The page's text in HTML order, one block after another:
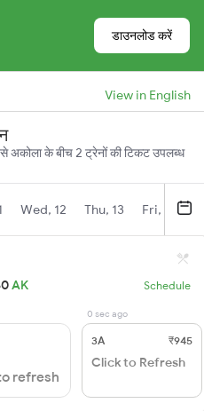
डाउनलोड करें
View in English
अकोला के बीच 2 ट्रेनों की टिकट उपलब्ध
Wed, 12 Thu, 13 Fri, 14
AK Schedule
refresh
0 sec ago
3A ₹945
Click to Refresh